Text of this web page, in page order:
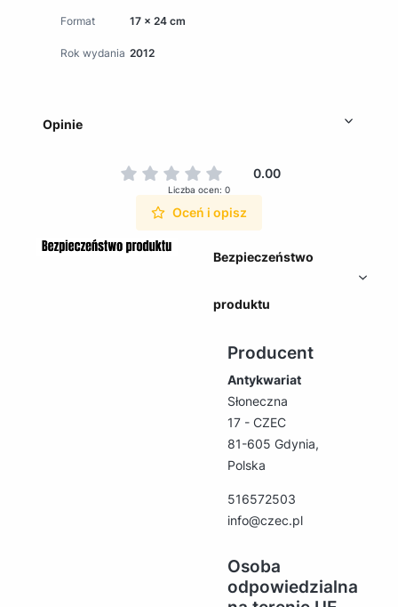
Format 17 x 24 cm
Rok wydania 2012
Opinie
0.00
Liczba ocen: 0
Oceń i opisz
Bezpieczeństwo
produktu
Producent
Antykwariat
Słoneczna
17 - CZEC
81-605 Gdynia,
Polska
516572503
info@czec.pl
Osoba
odpowiedzialna